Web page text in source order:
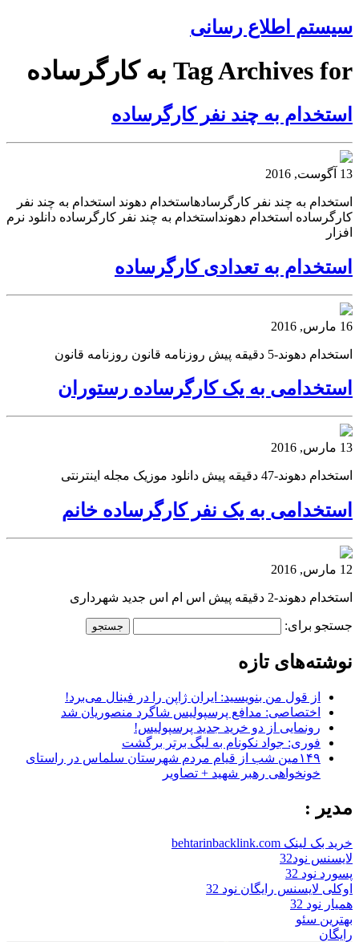
سیستم اطلاع رسانی
Tag Archives for به کارگرساده
استخدام به چند نفر کارگرساده
13 آگوست, 2016
استخدام به چند نفر کارگرسادهاستخدام دهوند استخدام به چند نفر
کارگرساده استخدام دهونداستخدام به چند نفر کارگرساده دانلود نرم
افزار
استخدام به تعدادی کارگرساده
16 مارس, 2016
استخدام دهوند-5 دقیقه پیش روزنامه قانون روزنامه قانون
استخدامی به یک کارگرساده رستوران
13 مارس, 2016
استخدام دهوند-47 دقیقه پیش دانلود موزیک مجله اینترنتی
استخدامی به یک نفر کارگرساده خانم
12 مارس, 2016
استخدام دهوند-2 دقیقه پیش اس ام اس جدید شهرداری
جستجو برای:
نوشته‌های تازه
از قول من بنویسید: ایران ژاپن را در فینال می‌برد!
اختصاصی: مدافع پرسپولیس شاگرد منصوریان شد
رونمایی از دو خرید جدید پرسپولیس!
فوری: جواد نکونام به لیگ برتر برگشت
۱۴۹مین شب از قیام مردم شهرستان سلماس در راستای
خونخواهی رهبر شهید + تصاویر
مدیر :
خرید بک لینک behtarinbacklink.com
لایسنس نود32
پسورد نود 32
اوکلی لایسنس رایگان نود 32
همیار نود 32
بهترین سئو
رایگان